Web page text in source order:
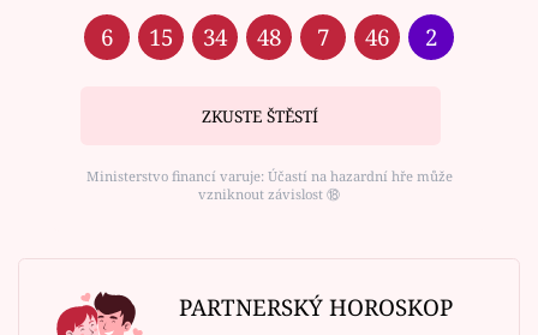
6 15 34 48 7 46 2
ZKUSTE ŠTĚSTÍ
Ministerstvo financí varuje: Účastí na hazardní hře může
vzniknout závislost ⑱
PARTNERSKÝ HOROSKOP